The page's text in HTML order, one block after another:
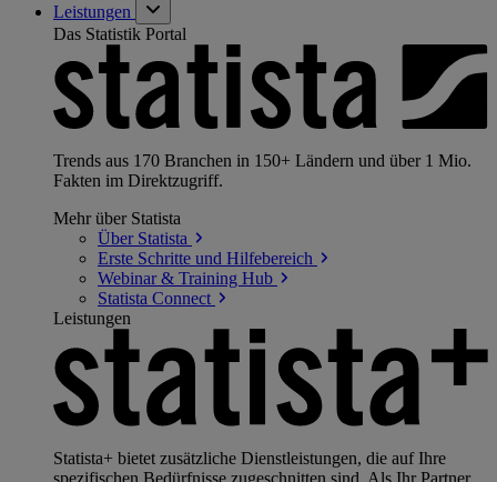
Leistungen
Das Statistik Portal
Trends aus 170 Branchen in 150+ Ländern und über 1 Mio.
Fakten im Direktzugriff.
Mehr über Statista
Über Statista
Erste Schritte und Hilfebereich
Webinar & Training Hub
Statista Connect
Leistungen
Statista+ bietet zusätzliche Dienstleistungen, die auf Ihre
spezifischen Bedürfnisse zugeschnitten sind. Als Ihr Partner